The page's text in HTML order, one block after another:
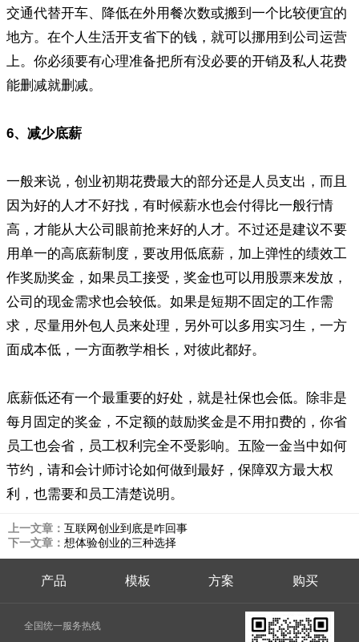
交通代替开车、降低在外用餐次数或搬到一个比较便宜的
地方。在个人生活开支省下的钱，就可以挪用到公司运营
上。你必须要有心理准备把所有没必要的开销及私人花费
能删减就删减。
6、减少底薪
一般来说，创业初期花费最大的部分还是人员支出，而且
因为好的人才不好找，有时候薪水也会付得比一般行情
高，才能从大公司眼前抢来好的人才。不过还是建议不要
用单一的高底薪制度，要改用低底薪，加上弹性的绩效工
作奖励奖金，如果员工接受，奖金也可以用股票来发放，
公司的现金需求也会较低。如果是短期不固定的工作需
求，尽量用外包人员来处理，另外可以多用实习生，一方
面成本低，一方面教学相长，对彼此都好。
底薪低还有一个最重要的好处，就是社保也会低。除非是
每月固定的奖金，不定额的鼓励奖金是不用扣费的，你省
员工也会省，员工权利完全不受影响。五险一金当中如何
节约，请和会计师讨论如何做到最好，保障双方最大权
利，也需要和员工清楚说明。
上一文章： 互联网创业到底是咋回事
下一文章： 想体验创业的三种选择
产品 模板 方案 购买
全国统一服务热线